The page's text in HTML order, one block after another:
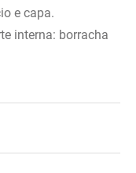
e capa.
interna: borracha